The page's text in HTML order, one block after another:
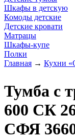
Шкафы в детскую
Комоды детские
Детские кровати
Матрацы
Шкафы-купе
Полки
Главная → Кухни
Тумба с
600 СК
СФЯ